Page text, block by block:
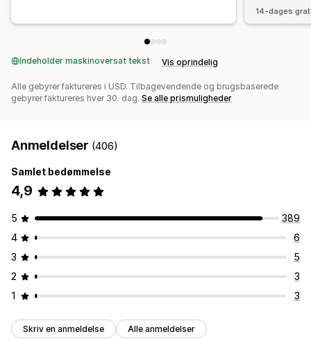
14-dages
Indeholder maskinoversat tekst Vis oprindelig
Alle gebyrer faktureres i USD. Tilbagevendende og brugsbaserede
gebyrer faktureres hver 30. dag. Se alle prismuligheder
Anmeldelser (406)
Samlet bedømmelse
4,9
5
389
4
6
3
5
2
3
1
3
Skriv en anmeldelse Alle anmeldelser